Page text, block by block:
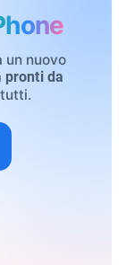
un nuovo
pronti da